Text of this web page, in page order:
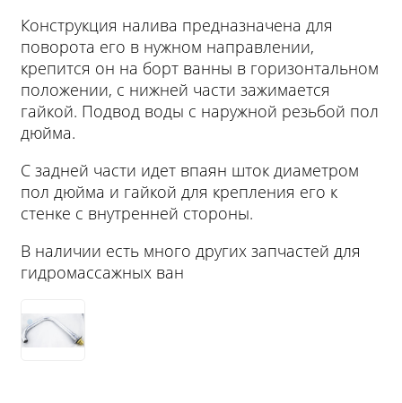
Конструкция налива предназначена для
поворота его в нужном направлении,
крепится он на борт ванны в горизонтальном
положении, с нижней части зажимается
гайкой. Подвод воды с наружной резьбой пол
дюйма.
С задней части идет впаян шток диаметром
пол дюйма и гайкой для крепления его к
стенке с внутренней стороны.
В наличии есть много других запчастей для
гидромассажных ван